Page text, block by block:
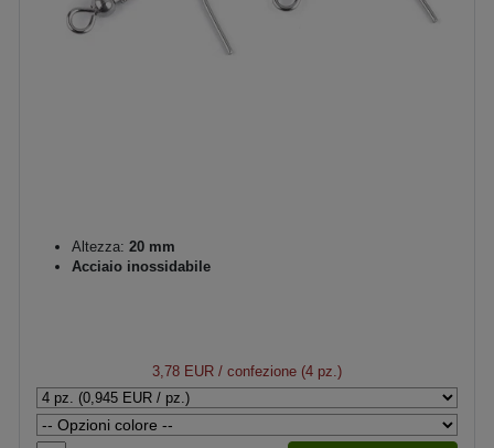
Altezza: 20 mm
Acciaio inossidabile
3,78 EUR / confezione (4 pz.)